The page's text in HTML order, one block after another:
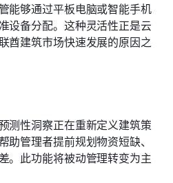
能够通过平板电脑或智能手机
设备分配。这种灵活性正是云
酋建筑市场快速发展的原因之
测性洞察正在重新定义建筑策
助管理者提前规划物资短缺、
。此功能将被动管理转变为主